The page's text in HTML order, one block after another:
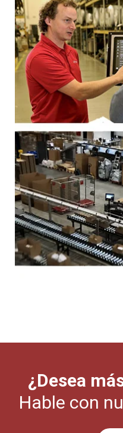
¿Desea
Hable con